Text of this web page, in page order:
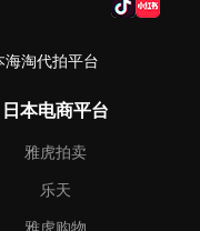
淘代拍平台
日本电商平台
雅虎拍卖
乐天
雅虎购物